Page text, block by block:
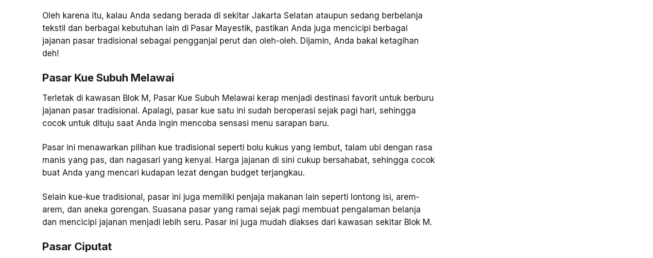
Oleh karena itu, kalau Anda sedang berada di sekitar Jakarta Selatan ataupun sedang berbelanja
tekstil dan berbagai kebutuhan lain di Pasar Mayestik, pastikan Anda juga mencicipi berbagai
jajanan pasar tradisional sebagai pengganjal perut dan oleh-oleh. Dijamin, Anda bakal ketagihan
deh!
Pasar Kue Subuh Melawai
Terletak di kawasan Blok M, Pasar Kue Subuh Melawai kerap menjadi destinasi favorit untuk berburu
jajanan pasar tradisional. Apalagi, pasar kue satu ini sudah beroperasi sejak pagi hari, sehingga
cocok untuk dituju saat Anda ingin mencoba sensasi menu sarapan baru.
Pasar ini menawarkan pilihan kue tradisional seperti bolu kukus yang lembut, talam ubi dengan rasa
manis yang pas, dan nagasari yang kenyal. Harga jajanan di sini cukup bersahabat, sehingga cocok
buat Anda yang mencari kudapan lezat dengan budget terjangkau.
Selain kue-kue tradisional, pasar ini juga memiliki penjaja makanan lain seperti lontong isi, arem-
arem, dan aneka gorengan. Suasana pasar yang ramai sejak pagi membuat pengalaman belanja
dan mencicipi jajanan menjadi lebih seru. Pasar ini juga mudah diakses dari kawasan sekitar Blok M.
Pasar Ciputat